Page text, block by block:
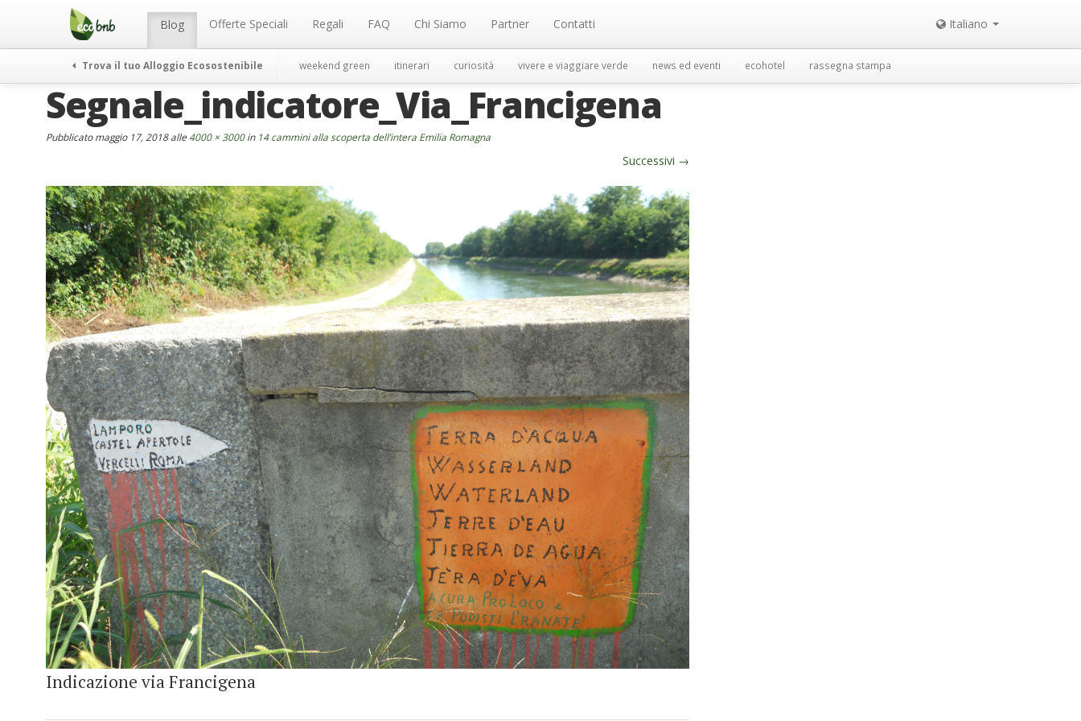
Menu Blog Offerte Speciali Regali FAQ Chi Siamo Partner Contatti Italiano
Trova il tuo Alloggio Ecosostenibile weekend green itinerari curiosità vivere e viaggiare verde news ed eventi ecohotel rassegna stampa
Segnale_indicatore_Via_Francigena
Pubblicatomaggio 17, 2018alle4000 × 3000in 14 cammini alla scoperta dell’intera Emilia Romagna
Successivi →
Indicazione via Francigena